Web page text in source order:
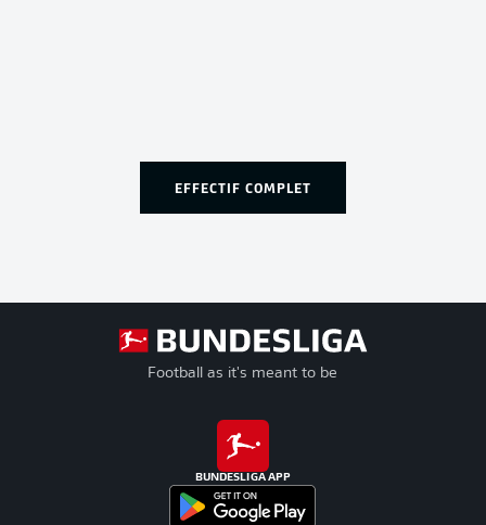
EFFECTIF COMPLET
Football as it's meant to be
BUNDESLIGA APP